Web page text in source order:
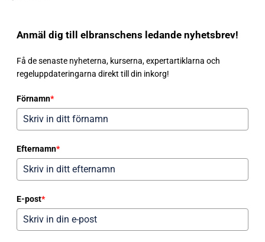
Anmäl dig till elbranschens ledande nyhetsbrev!
Få de senaste nyheterna, kurserna, expertartiklarna och
regeluppdateringarna direkt till din inkorg!
Förnamn*
Efternamn*
E-post*